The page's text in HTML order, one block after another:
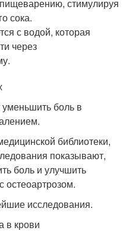
стимулируя
сока.
с водой, которая
через
боль в
библиотеки,
показывают,
боль и улучшить
остеоартрозом.
исследования.
в крови